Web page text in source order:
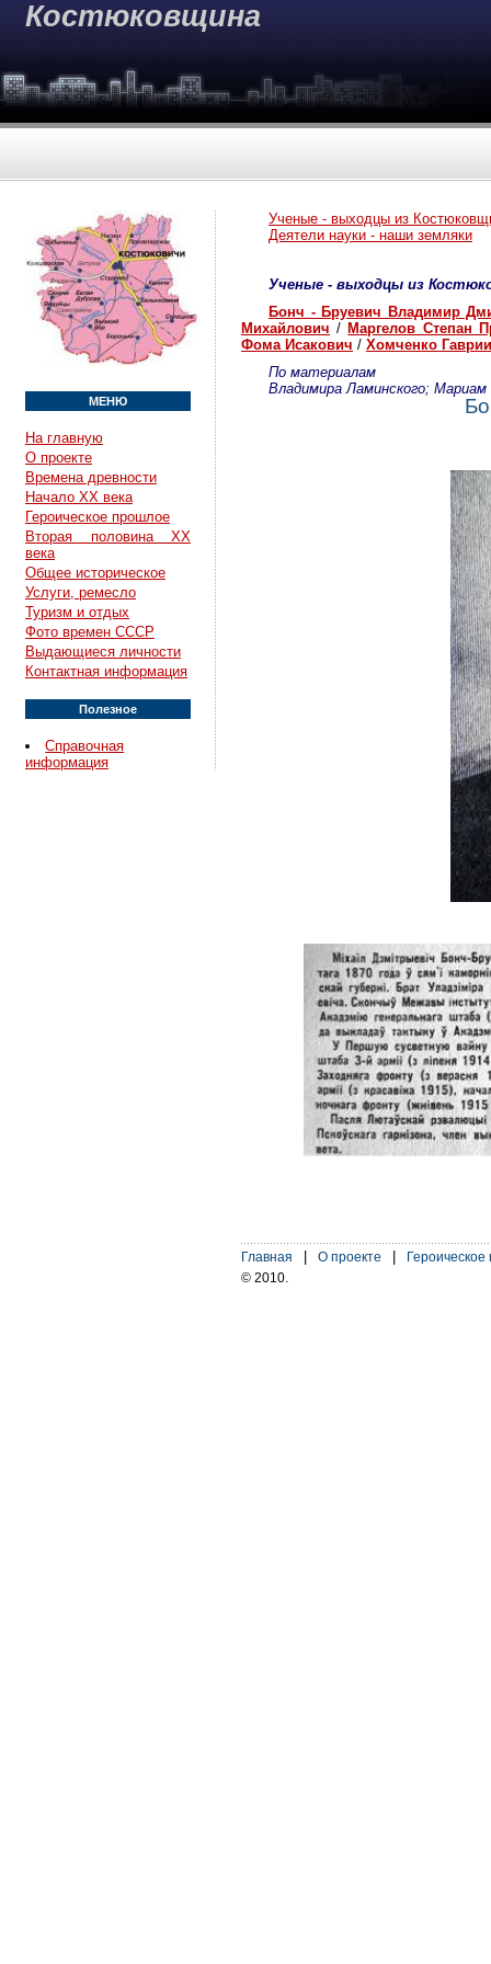
Костюковщина
МЕНЮ
На главную
О проекте
Времена древности
Начало XX века
Героическое прошлое
Вторая половина XX
века
Общее историческое
Услуги, ремесло
Туризм и отдых
Фото времен СССР
Выдающиеся личности
Контактная информация
Полезное
Справочная
информация
Ученые - выходцы из
Деятели науки - наши земляки
Ученые - выходцы из
Бонч - Бруевич Владимир
Михайлович / Маргелов Степан
Фома Исакович / Хомченко
По материалам
Владимира Ламинского;
Главная О проекте
© 2010.